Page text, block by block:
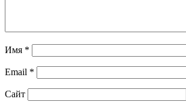
Имя *
Email *
Сайт